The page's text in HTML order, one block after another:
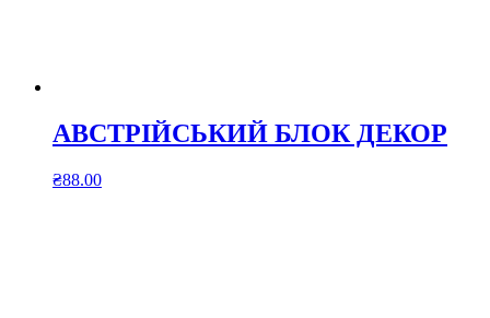
АВСТРІЙСЬКИЙ БЛОК ДЕКОР
₴88.00